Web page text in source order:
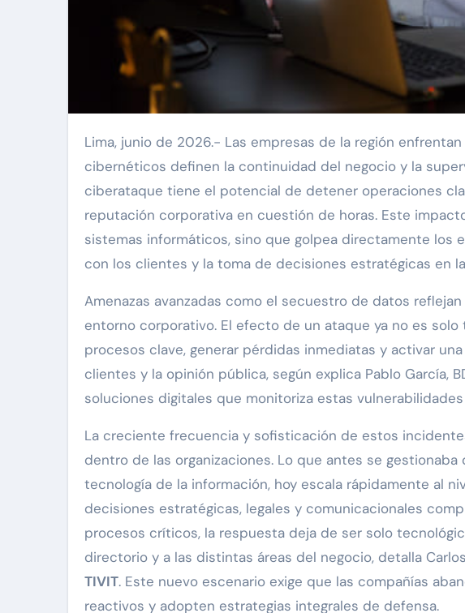
Lima, junio de 2026.- Las empresas de la región enfrentan un escenario crítico donde los ataques
cibernéticos definen la continuidad del negocio y la
ciberataque tiene el potencial de detener operaciones
reputación corporativa en cuestión de horas. Este
sistemas informáticos, sino que golpea directamente los
con los clientes y la toma de decisiones estratégicas en
Amenazas avanzadas como el secuestro de datos
entorno corporativo. El efecto de un ataque ya no es
procesos clave, generar pérdidas inmediatas y activar
clientes y la opinión pública, según explica Pablo García,
soluciones digitales que monitoriza estas vulnerabilidades
La creciente frecuencia y sofisticación de estos
dentro de las organizaciones. Lo que antes se
tecnología de la información, hoy escala rápidamente al
decisiones estratégicas, legales y comunicacionales
procesos críticos, la respuesta deja de ser solo
directorio y a las distintas áreas del negocio, detalla
TIVIT. Este nuevo escenario exige que las compañías
reactivos y adopten estrategias integrales de defensa.